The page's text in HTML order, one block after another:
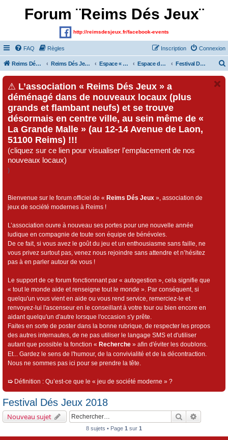
Forum ¨Reims Dés Jeux¨
http://reimsdesjeux.fr/facebook-events
FAQ Règles Connexion
Inscription
Reims Dés Jeux (Site) Reims Dés Jeux (Forum) Espace « Visiteurs » et inscrits au forum Espace dédié au « Festival Dés Jeux», organisé par l'association « Reims Dés Jeux » !!! Festival Dés Jeux 2018
⚠ L’association « Reims Dés Jeux » a
déménagé dans de nouveaux locaux (plus
grands et flambant neufs) et se trouve
désormais en centre ville, au sein même de «
La Grande Malle » (au 12-14 Avenue de Laon,
51100 Reims) !!!
(cliquez sur ce lien pour visualiser l'emplacement de nos
nouveaux locaux)
)
Bienvenue sur le forum officiel de « Reims Dés Jeux », association de
jeux de société modernes à Reims !
L’association ouvre à nouveau ses portes pour une nouvelle année
ludique en compagnie de toute son équipe de bénévoles.
De ce fait, si vous avez le goût du jeu et un enthousiasme sans faille, ne
vous privez surtout pas, venez nous rejoindre sans attendre et n’hésitez
pas à en parler autour de vous !
Le support de ce forum fonctionnant par « autogestion », cela signifie que
« tout le monde aide et renseigne tout le monde ». Par conséquent, si
quelqu'un vous vient en aide ou vous rend service, remerciez-le et
renvoyez-lui l'ascenseur en le conseillant à votre tour ou bien encore en
aidant quelqu'un d'autre lorsque l'occasion s'y prête.
Faites en sorte de poster dans la bonne rubrique, de respecter les propos
des autres internautes, de ne pas utiliser le langage SMS et d'utiliser
autant que possible la fonction « Recherche » afin d'éviter les doublons.
Et... Gardez le sens de l'humour, de la convivialité et de la décontraction.
Nous ne sommes pas ici pour se prendre la tête.
➯ Définition : Qu’est-ce que le « jeu de société moderne » ?
Festival Dés Jeux 2018
Nouveau sujet Rechercher
8 sujets • Page 1 sur 1